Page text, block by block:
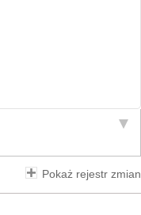
Pokaż rejestr zmian